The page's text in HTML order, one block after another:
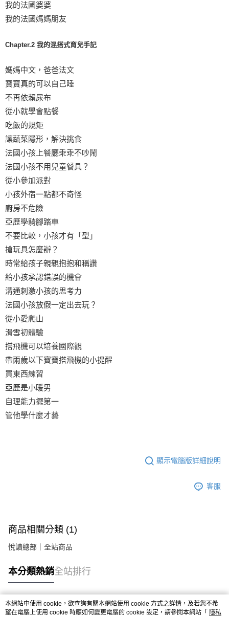
我的法國婆婆
我的法國媽媽朋友
Chapter.2 我的混搭式育兒手記
媽媽中文，爸爸法文
寶寶真的可以自己睡
不再依賴尿布
從小就學會點餐
吃飯的規矩
讓蔬菜隱形，解決挑食
法國小孩上餐廳乖乖不吵鬧
法國小孩不用兒童餐具？
從小參加派對
小孩外宿一點都不奇怪
廚房不危險
亞歷學騎腳踏車
不要比較，小孩才有「型」
搶玩具怎麼辦？
時常給孩子親親抱抱和稱讚
給小孩承認錯誤的機會
溝通刺激小孩的思考力
法國小孩放假一定出去玩？
從小愛爬山
滑雪初體驗
搭飛機可以培養國際觀
帶兩歲以下寶寶搭飛機的小提醒
買東西練習
亞歷是小暖男
自理能力擺第一
管他學什麼才藝
顯示電腦版詳細說明
客服
商品相關分類 (1)
悅讀總部｜全站商品
本分類熱銷全站排行
熱門標籤
本網站中使用 cookie，欲查詢有關本網站使用 cookie 方式之詳情，及若您不希
望在電腦上使用 cookie 時應如何變更電腦的 cookie 設定，請參閱本網站「 隱私